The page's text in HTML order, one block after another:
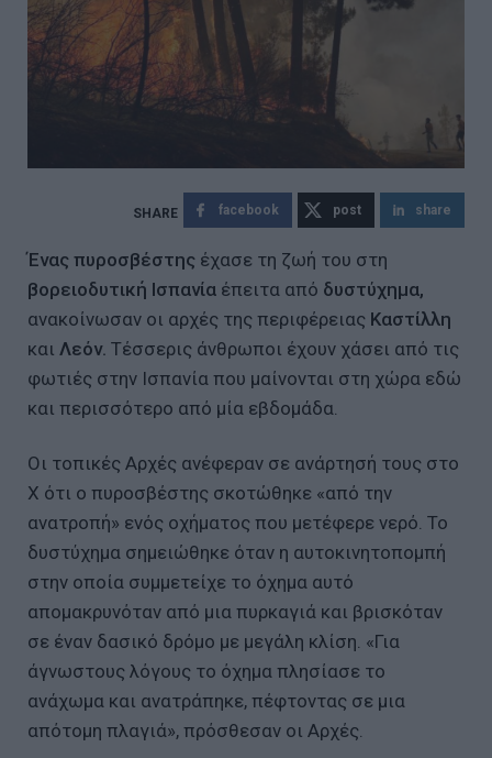
facebook post share
Ένας πυροσβέστης έχασε τη ζωή του στη
βορειοδυτική Ισπανία έπειτα από δυστύχημα,
ανακοίνωσαν οι αρχές της περιφέρειας Καστίλλη
και Λεόν. Τέσσερις άνθρωποι έχουν χάσει από τις
φωτιές στην Ισπανία που μαίνονται στη χώρα εδώ
και περισσότερο από μία εβδομάδα.
Οι τοπικές Αρχές ανέφεραν σε ανάρτησή τους στο
Χ ότι ο πυροσβέστης σκοτώθηκε «από την
ανατροπή» ενός οχήματος που μετέφερε νερό. Το
δυστύχημα σημειώθηκε όταν η αυτοκινητοπομπή
στην οποία συμμετείχε το όχημα αυτό
απομακρυνόταν από μια πυρκαγιά και βρισκόταν
σε έναν δασικό δρόμο με μεγάλη κλίση. «Για
άγνωστους λόγους το όχημα πλησίασε το
ανάχωμα και ανατράπηκε, πέφτοντας σε μια
απότομη πλαγιά», πρόσθεσαν οι Αρχές.